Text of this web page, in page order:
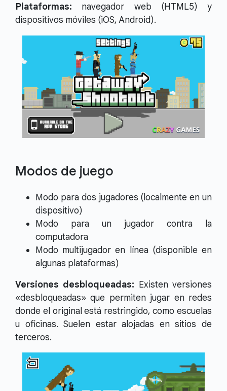
Plataformas: navegador web (HTML5) y
dispositivos móviles (iOS, Android).
Modos de juego
Modo para dos jugadores (localmente en un
dispositivo)
Modo para un jugador contra la
computadora
Modo multijugador en línea (disponible en
algunas plataformas)
Versiones desbloqueadas: Existen versiones
«desbloqueadas» que permiten jugar en redes
donde el original está restringido, como escuelas
u oficinas. Suelen estar alojadas en sitios de
terceros.